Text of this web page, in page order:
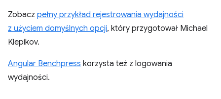
Zobacz pełny przykład rejestrowania wydajności
z użyciem domyślnych opcji, który przygotował Michael
Klepikov.
Angular Benchpress korzysta też z logowania
wydajności.